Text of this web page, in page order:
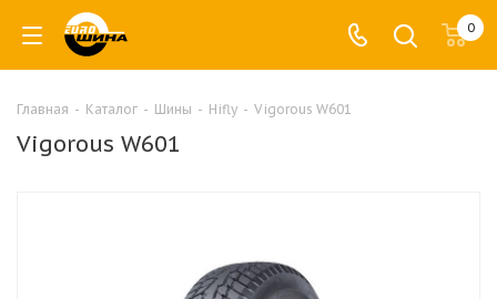
0
Главная - Каталог - Шины - Hifly - Vigorous W601
Vigorous W601